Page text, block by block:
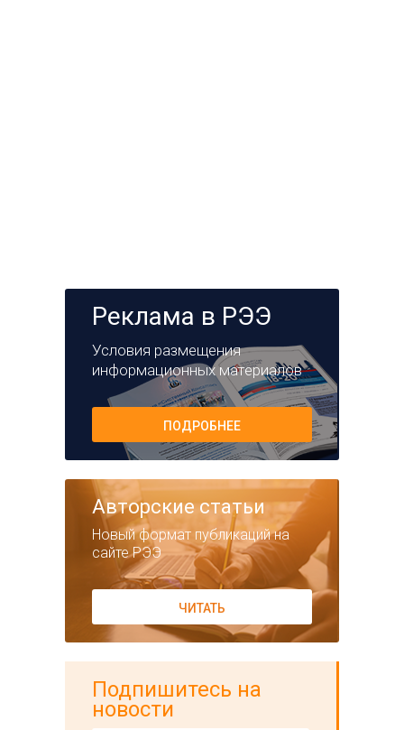
Реклама в РЭЭ
Условия размещения
информационных материалов
ПОДРОБНЕЕ
Авторские статьи
Новый формат публикаций на
сайте РЭЭ
ЧИТАТЬ
Подпишитесь на
новости